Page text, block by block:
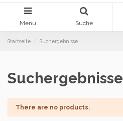
Menu Suche
Startseite Suchergebnisse
Suchergebnisse
There are no products.